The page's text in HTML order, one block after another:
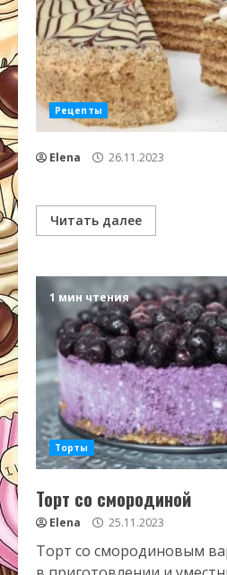
Рецепты
Elena 26.11.2023
Читать далее
1 мин чтения
Торты
Торт со смородиной
Elena 25.11.2023
Торт со смородиновым